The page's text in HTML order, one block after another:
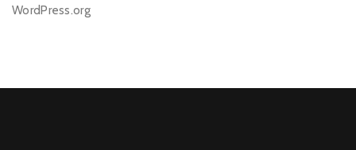
WordPress.org